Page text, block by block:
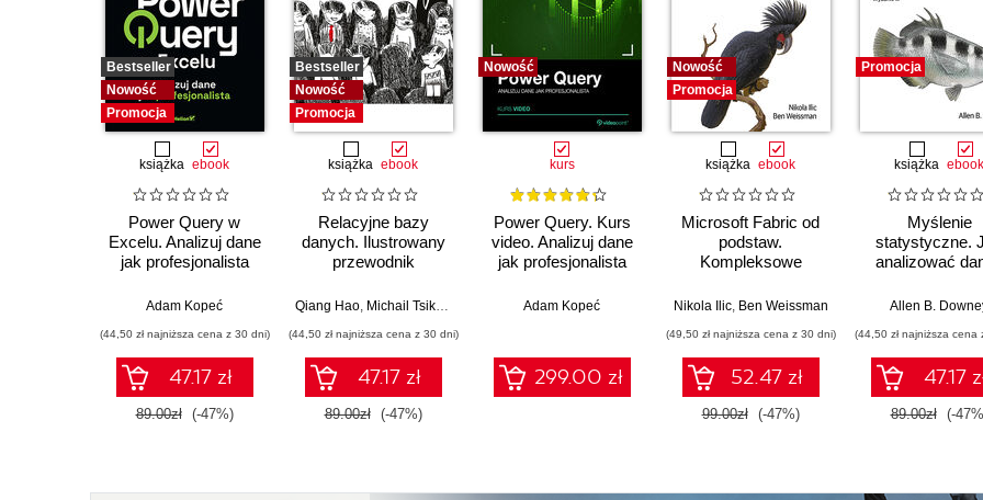
Bestseller
Nowość
Promocja
książka ebook
Power Query w
Excelu. Analizuj dane
jak profesjonalista
Adam Kopeć
(44,50 zł najniższa cena z 30 dni)
47.17 zł
89.00zł (-47%)
Bestseller
Nowość
Promocja
książka ebook
Relacyjne bazy
danych. Ilustrowany
przewodnik
Qiang Hao, Michail Tsikerdekis
(44,50 zł najniższa cena z 30 dni)
47.17 zł
89.00zł (-47%)
Nowość
kurs
Power Query. Kurs
video. Analizuj dane
jak profesjonalista
Adam Kopeć
299.00 zł
Nowość
Promocja
książka ebook
Microsoft Fabric od
podstaw.
Kompleksowe
nowoczesnej
Nikola Ilic, Ben Weissman
(49,50 zł najniższa cena z 30 dni)
52.47 zł
99.00zł (-47%)
Promocja
książka ebook
Myślenie
statystyczne.
analizować
wiedzę.
Allen B.
(44,50 zł najniższa cena
47.17
89.00zł (-